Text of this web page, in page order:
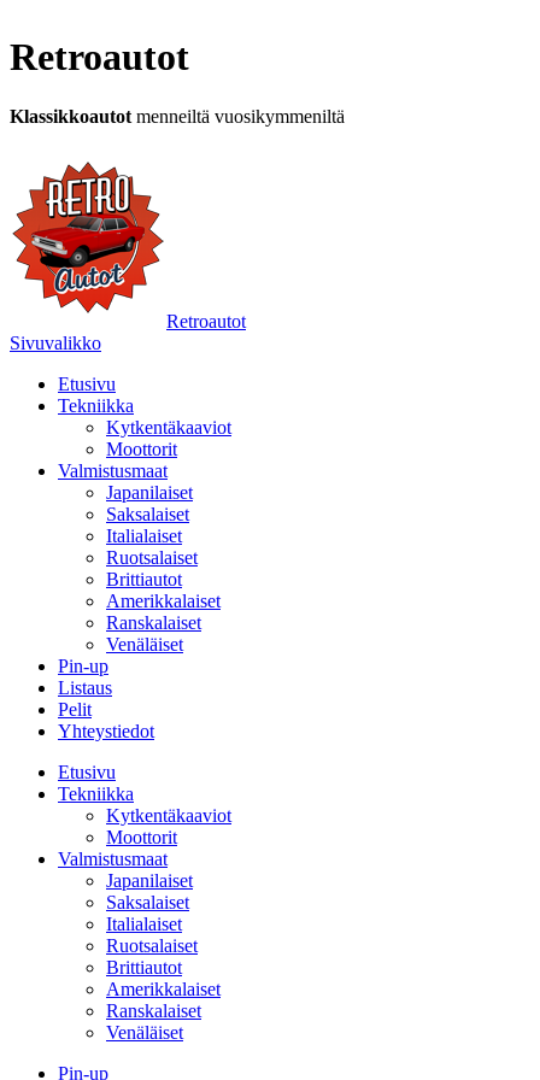
Retroautot
Klassikkoautot menneiltä vuosikymmeniltä
Retroautot
Sivuvalikko
Etusivu
Tekniikka
Kytkentäkaaviot
Moottorit
Valmistusmaat
Japanilaiset
Saksalaiset
Italialaiset
Ruotsalaiset
Brittiautot
Amerikkalaiset
Ranskalaiset
Venäläiset
Pin-up
Listaus
Pelit
Yhteystiedot
Etusivu
Tekniikka
Kytkentäkaaviot
Moottorit
Valmistusmaat
Japanilaiset
Saksalaiset
Italialaiset
Ruotsalaiset
Brittiautot
Amerikkalaiset
Ranskalaiset
Venäläiset
Pin-up